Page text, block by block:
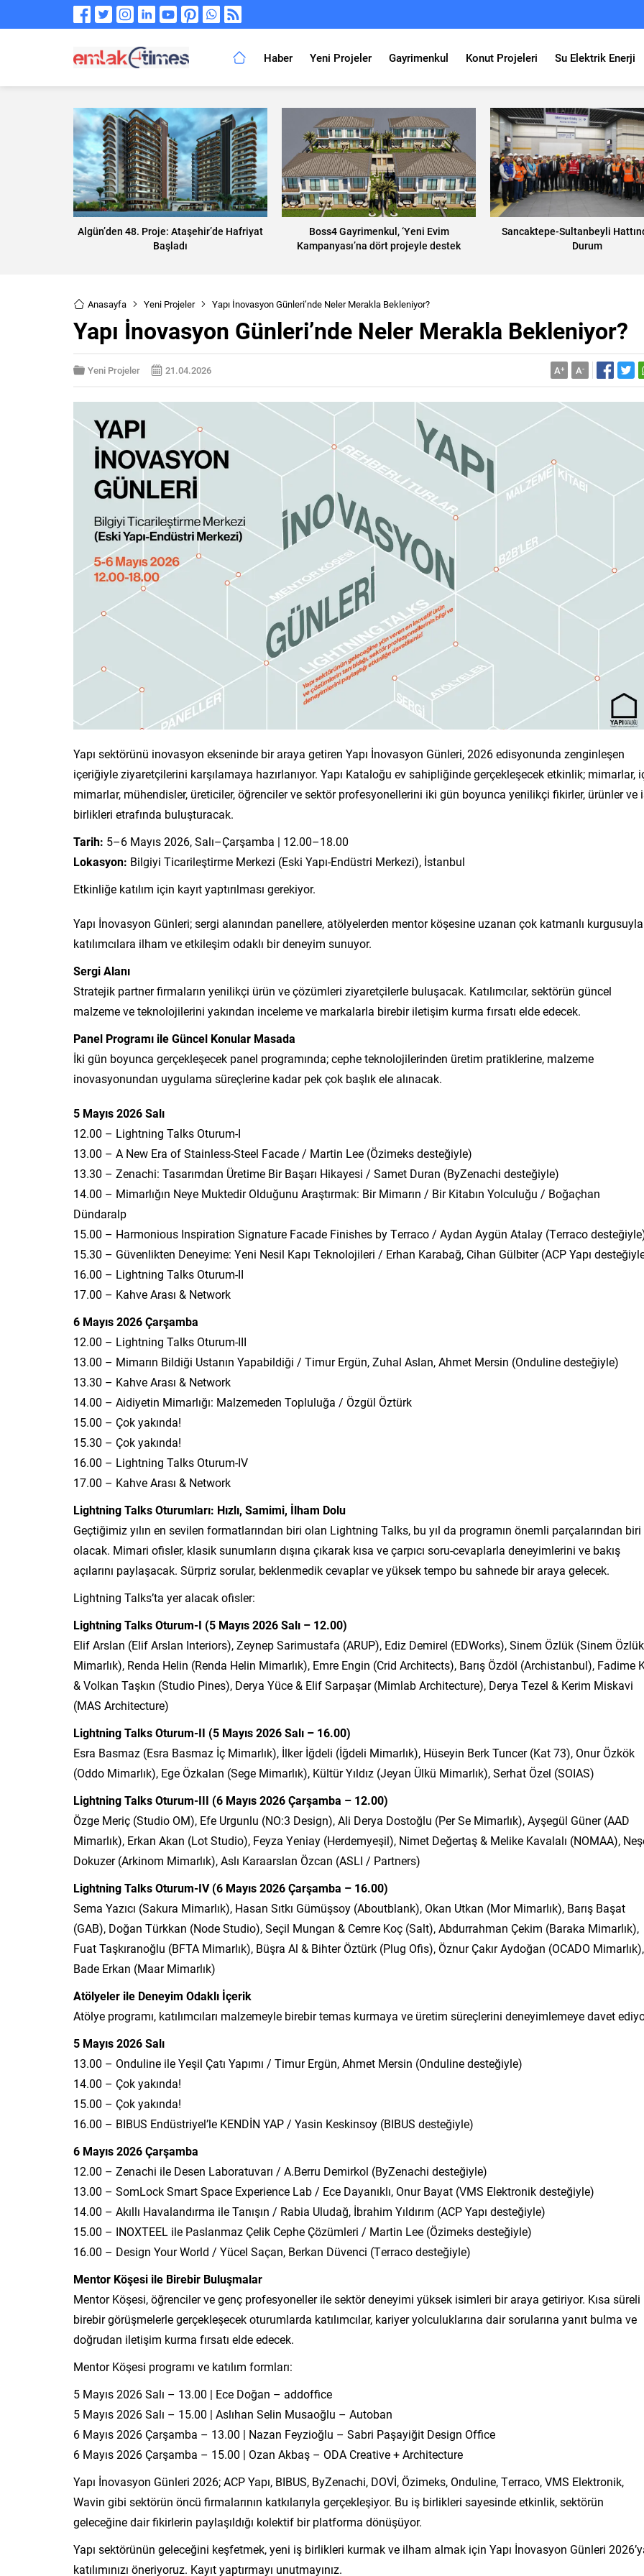
Haber Yeni Projeler Gayrimenkul Konut Projeleri Su Elektrik Enerji
Algün’den 48. Proje: Ataşehir’de Hafriyat
Başladı
Boss4 Gayrimenkul, ‘Yeni Evim
Kampanyası’na dört projeyle destek
Sancaktepe-Sultanbeyli
Durum
Anasayfa Yeni Projeler Yapı İnovasyon Günleri’nde Neler Merakla Bekleniyor?
Yapı İnovasyon Günleri’nde Neler Merakla Bekleniyor?
Yeni Projeler 21.04.2026 A+ A-
Yapı sektörünü inovasyon ekseninde bir araya getiren Yapı İnovasyon Günleri, 2026 edisyonunda zenginleşen
içeriğiyle ziyaretçilerini karşılamaya hazırlanıyor. Yapı Kataloğu ev sahipliğinde gerçekleşecek etkinlik; mimarlar,
mimarlar, mühendisler, üreticiler, öğrenciler ve sektör profesyonellerini iki gün boyunca yenilikçi fikirler, ürünler ve
birlikleri etrafında buluşturacak.
Tarih: 5–6 Mayıs 2026, Salı–Çarşamba | 12.00–18.00
Lokasyon: Bilgiyi Ticarileştirme Merkezi (Eski Yapı-Endüstri Merkezi), İstanbul
Etkinliğe katılım için kayıt yaptırılması gerekiyor.
Yapı İnovasyon Günleri; sergi alanından panellere, atölyelerden mentor köşesine uzanan çok katmanlı kurgusuyla
katılımcılara ilham ve etkileşim odaklı bir deneyim sunuyor.
Sergi Alanı
Stratejik partner firmaların yenilikçi ürün ve çözümleri ziyaretçilerle buluşacak. Katılımcılar, sektörün güncel
malzeme ve teknolojilerini yakından inceleme ve markalarla birebir iletişim kurma fırsatı elde edecek.
Panel Programı ile Güncel Konular Masada
İki gün boyunca gerçekleşecek panel programında; cephe teknolojilerinden üretim pratiklerine, malzeme
inovasyonundan uygulama süreçlerine kadar pek çok başlık ele alınacak.
5 Mayıs 2026 Salı
12.00 – Lightning Talks Oturum-I
13.00 – A New Era of Stainless-Steel Facade / Martin Lee (Özimeks desteğiyle)
13.30 – Zenachi: Tasarımdan Üretime Bir Başarı Hikayesi / Samet Duran (ByZenachi desteğiyle)
14.00 – Mimarlığın Neye Muktedir Olduğunu Araştırmak: Bir Mimarın / Bir Kitabın Yolculuğu / Boğaçhan
Dündaralp
15.00 – Harmonious Inspiration Signature Facade Finishes by Terraco / Aydan Aygün Atalay (Terraco
15.30 – Güvenlikten Deneyime: Yeni Nesil Kapı Teknolojileri / Erhan Karabağ, Cihan Gülbiter (ACP Yapı
16.00 – Lightning Talks Oturum-II
17.00 – Kahve Arası & Network
6 Mayıs 2026 Çarşamba
12.00 – Lightning Talks Oturum-III
13.00 – Mimarın Bildiği Ustanın Yapabildiği / Timur Ergün, Zuhal Aslan, Ahmet Mersin (Onduline desteğiyle)
13.30 – Kahve Arası & Network
14.00 – Aidiyetin Mimarlığı: Malzemeden Topluluğa / Özgül Öztürk
15.00 – Çok yakında!
15.30 – Çok yakında!
16.00 – Lightning Talks Oturum-IV
17.00 – Kahve Arası & Network
Lightning Talks Oturumları: Hızlı, Samimi, İlham Dolu
Geçtiğimiz yılın en sevilen formatlarından biri olan Lightning Talks, bu yıl da programın önemli parçalarından biri
olacak. Mimari ofisler, klasik sunumların dışına çıkarak kısa ve çarpıcı soru-cevaplarla deneyimlerini ve bakış
açılarını paylaşacak. Sürpriz sorular, beklenmedik cevaplar ve yüksek tempo bu sahnede bir araya gelecek.
Lightning Talks’ta yer alacak ofisler:
Lightning Talks Oturum-I (5 Mayıs 2026 Salı – 12.00)
Elif Arslan (Elif Arslan Interiors), Zeynep Sarimustafa (ARUP), Ediz Demirel (EDWorks), Sinem Özlük (Sinem
Mimarlık), Renda Helin (Renda Helin Mimarlık), Emre Engin (Crid Architects), Barış Özdöl (Archistanbul), Fadime
& Volkan Taşkın (Studio Pines), Derya Yüce & Elif Sarpaşar (Mimlab Architecture), Derya Tezel & Kerim Miskavi
(MAS Architecture)
Lightning Talks Oturum-II (5 Mayıs 2026 Salı – 16.00)
Esra Basmaz (Esra Basmaz İç Mimarlık), İlker İğdeli (İğdeli Mimarlık), Hüseyin Berk Tuncer (Kat 73), Onur Özkök
(Oddo Mimarlık), Ege Özkalan (Sege Mimarlık), Kültür Yıldız (Jeyan Ülkü Mimarlık), Serhat Özel (SOIAS)
Lightning Talks Oturum-III (6 Mayıs 2026 Çarşamba – 12.00)
Özge Meriç (Studio OM), Efe Urgunlu (NO:3 Design), Ali Derya Dostoğlu (Per Se Mimarlık), Ayşegül Güner (AAD
Mimarlık), Erkan Akan (Lot Studio), Feyza Yeniay (Herdemyeşil), Nimet Değertaş & Melike Kavalalı (NOMAA),
Dokuzer (Arkinom Mimarlık), Aslı Karaarslan Özcan (ASLI / Partners)
Lightning Talks Oturum-IV (6 Mayıs 2026 Çarşamba – 16.00)
Sema Yazıcı (Sakura Mimarlık), Hasan Sıtkı Gümüşsoy (Aboutblank), Okan Utkan (Mor Mimarlık), Barış Başat
(GAB), Doğan Türkkan (Node Studio), Seçil Mungan & Cemre Koç (Salt), Abdurrahman Çekim (Baraka Mimarlık),
Fuat Taşkıranoğlu (BFTA Mimarlık), Büşra Al & Bihter Öztürk (Plug Ofis), Öznur Çakır Aydoğan (OCADO Mimarlık),
Bade Erkan (Maar Mimarlık)
Atölyeler ile Deneyim Odaklı İçerik
Atölye programı, katılımcıları malzemeyle birebir temas kurmaya ve üretim süreçlerini deneyimlemeye davet
5 Mayıs 2026 Salı
13.00 – Onduline ile Yeşil Çatı Yapımı / Timur Ergün, Ahmet Mersin (Onduline desteğiyle)
14.00 – Çok yakında!
15.00 – Çok yakında!
16.00 – BIBUS Endüstriyel’le KENDİN YAP / Yasin Keskinsoy (BIBUS desteğiyle)
6 Mayıs 2026 Çarşamba
12.00 – Zenachi ile Desen Laboratuvarı / A.Berru Demirkol (ByZenachi desteğiyle)
13.00 – SomLock Smart Space Experience Lab / Ece Dayanıklı, Onur Bayat (VMS Elektronik desteğiyle)
14.00 – Akıllı Havalandırma ile Tanışın / Rabia Uludağ, İbrahim Yıldırım (ACP Yapı desteğiyle)
15.00 – INOXTEEL ile Paslanmaz Çelik Cephe Çözümleri / Martin Lee (Özimeks desteğiyle)
16.00 – Design Your World / Yücel Saçan, Berkan Düvenci (Terraco desteğiyle)
Mentor Köşesi ile Birebir Buluşmalar
Mentor Köşesi, öğrenciler ve genç profesyoneller ile sektör deneyimi yüksek isimleri bir araya getiriyor. Kısa süreli
birebir görüşmelerle gerçekleşecek oturumlarda katılımcılar, kariyer yolculuklarına dair sorularına yanıt bulma ve
doğrudan iletişim kurma fırsatı elde edecek.
Mentor Köşesi programı ve katılım formları:
5 Mayıs 2026 Salı – 13.00 | Ece Doğan – addoffice
5 Mayıs 2026 Salı – 15.00 | Aslıhan Selin Musaoğlu – Autoban
6 Mayıs 2026 Çarşamba – 13.00 | Nazan Feyzioğlu – Sabri Paşayiğit Design Office
6 Mayıs 2026 Çarşamba – 15.00 | Ozan Akbaş – ODA Creative + Architecture
Yapı İnovasyon Günleri 2026; ACP Yapı, BIBUS, ByZenachi, DOVİ, Özimeks, Onduline, Terraco, VMS Elektronik,
Wavin gibi sektörün öncü firmalarının katkılarıyla gerçekleşiyor. Bu iş birlikleri sayesinde etkinlik, sektörün
geleceğine dair fikirlerin paylaşıldığı kolektif bir platforma dönüşüyor.
Yapı sektörünün geleceğini keşfetmek, yeni iş birlikleri kurmak ve ilham almak için Yapı İnovasyon Günleri
katılımınızı öneriyoruz. Kayıt yaptırmayı unutmayınız.